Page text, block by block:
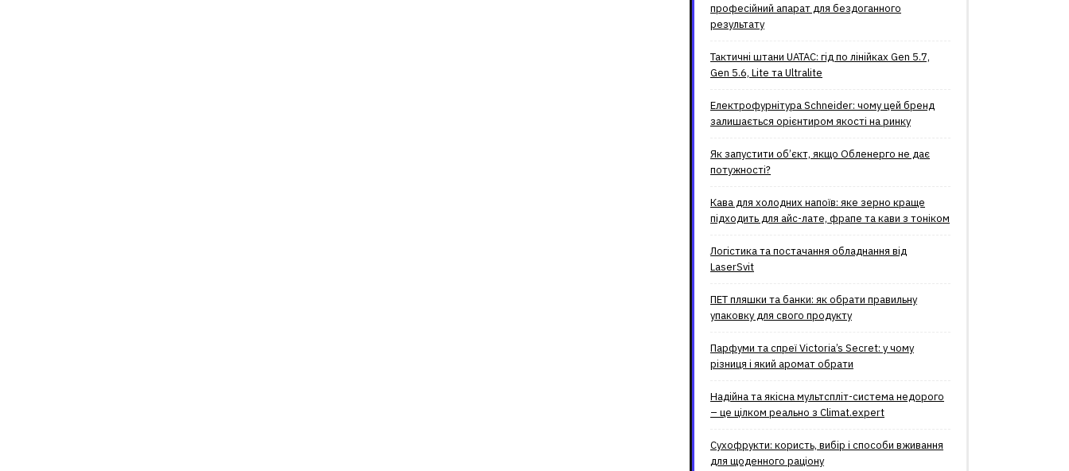
професійний апарат для бездоганного
результату
Тактичні штани UATAC: гід по лінійках Gen 5.7,
Gen 5.6, Lite та Ultralite
Електрофурнітура Schneider: чому цей бренд
залишається орієнтиром якості на ринку
Як запустити об’єкт, якщо Обленерго не дає
потужності?
Кава для холодних напоїв: яке зерно краще
підходить для айс-лате, фрапе та кави з тоніком
Логістика та постачання обладнання від
LaserSvit
ПЕТ пляшки та банки: як обрати правильну
упаковку для свого продукту
Парфуми та спреї Victoria’s Secret: у чому
різниця і який аромат обрати
Надійна та якісна мультспліт-система недорого
– це цілком реально з Climat.еxpert
Сухофрукти: користь, вибір і способи вживання
для щоденного раціону